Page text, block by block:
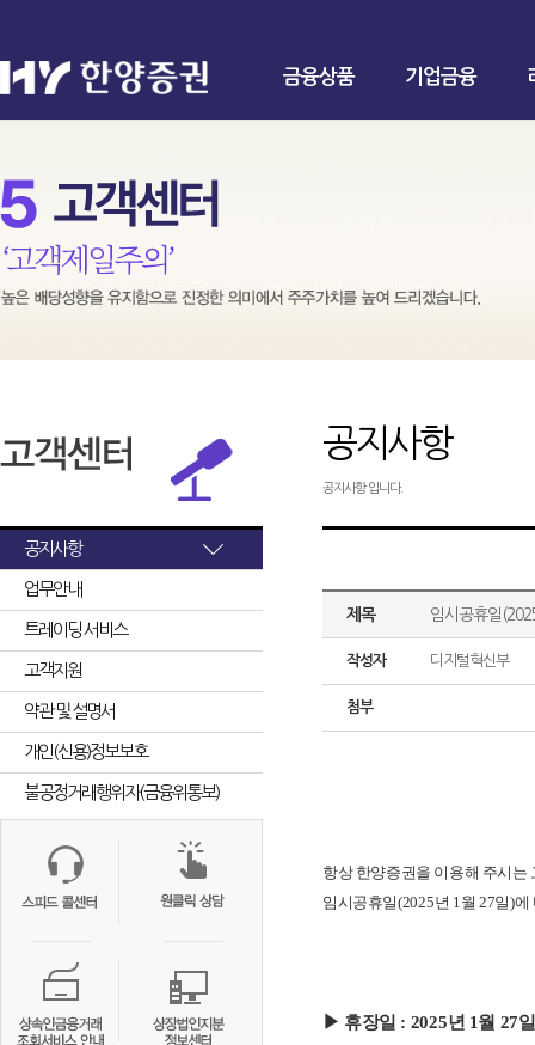
금융상품 기업금융
공지사항
업무안내
트레이딩 서비스
고객지원
약관 및 설명서
개인(신용)정보보호
불공정거래행위자(금융위통보)
공지사항
공지사항 입니다.
제목 임시공휴일
작성자 디지털혁신부
첨부
항상 한양증권을 이용해 주시는
임시공휴일(2025년 1월 27일)에
▶ 휴장일 : 2025년 1월 27